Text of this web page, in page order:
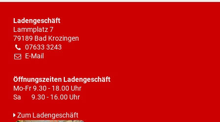
Ladengeschäft
Lammplatz 7
79189 Bad Krozingen
07633 3243
E-Mail
Öffnungszeiten Ladengeschäft
Mo-Fr 9.30 - 18.00 Uhr
Sa 9.30 - 16.00 Uhr
Zum Ladengeschäft